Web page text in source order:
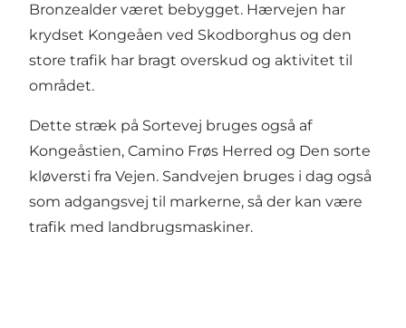
Bronzealder været bebygget. Hærvejen har
krydset Kongeåen ved Skodborghus og den
store trafik har bragt overskud og aktivitet til
området.
Dette stræk på Sortevej bruges også af
Kongeåstien, Camino Frøs Herred og Den sorte
kløversti fra Vejen. Sandvejen bruges i dag også
som adgangsvej til markerne, så der kan være
trafik med landbrugsmaskiner.